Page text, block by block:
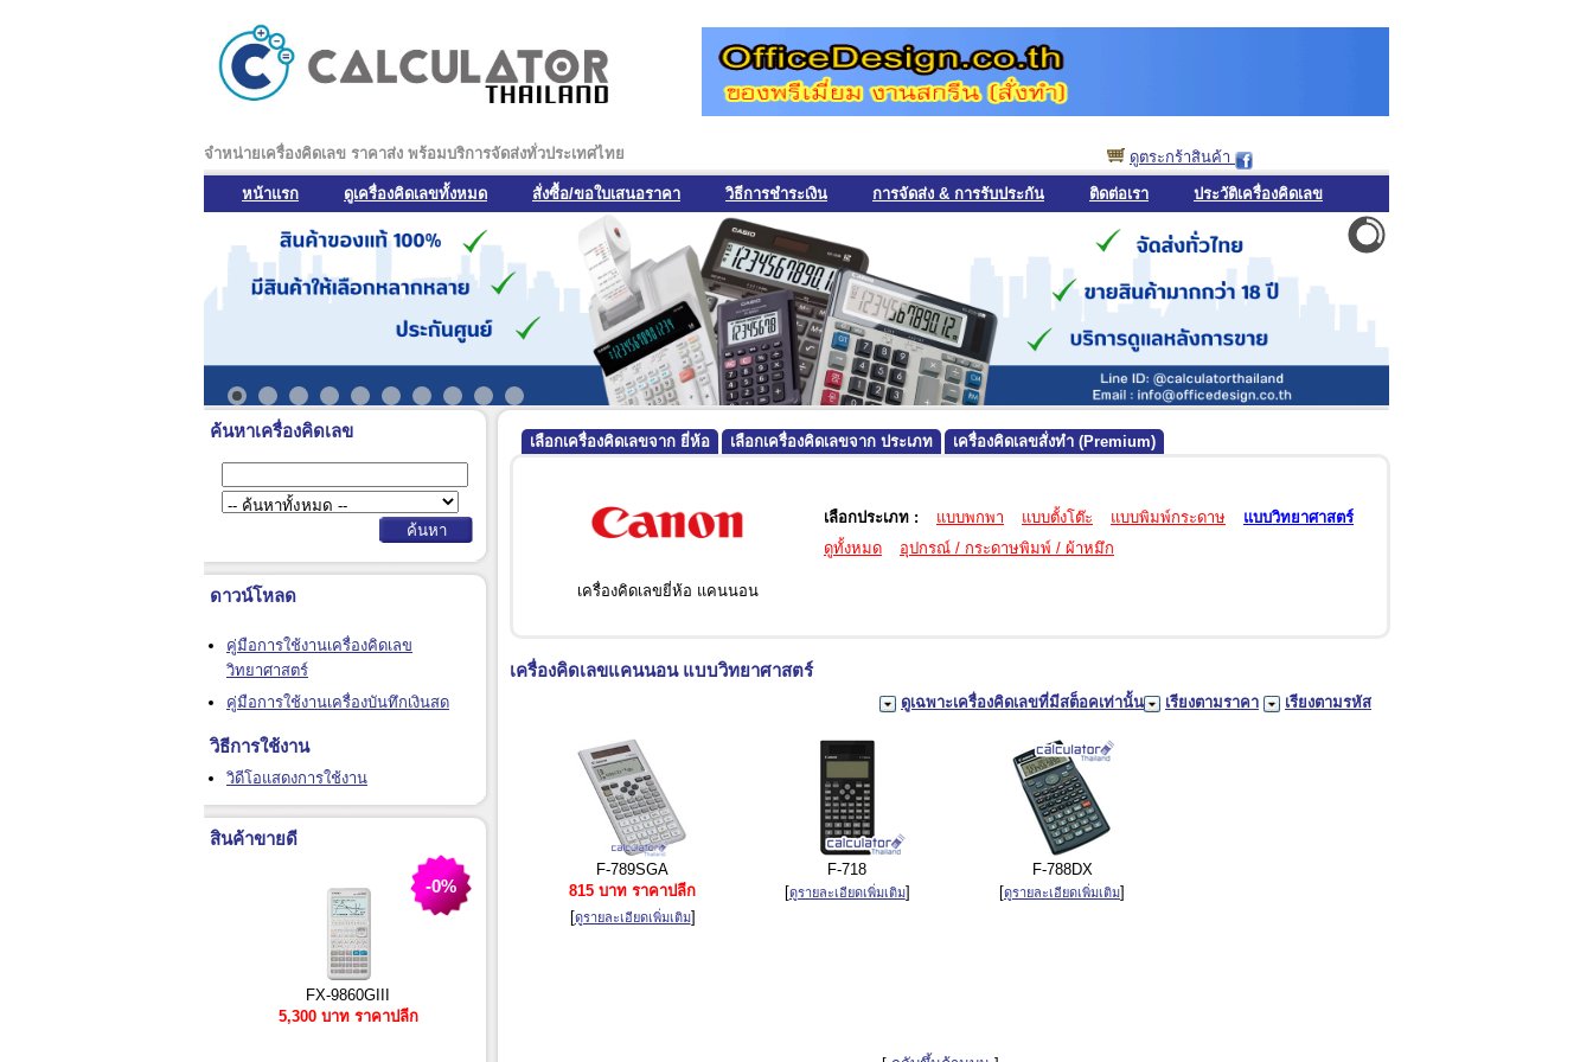
จำหน่ายเครื่องคิดเลข ราคาส่ง พร้อมบริการจัดส่งทั่วประเทศไทย ดูตระกร้าสินค้า
หน้าแรก ดูเครื่องคิดเลขทั้งหมด สั่งซื้อ/ขอใบเสนอราคา วิธีการชำระเงิน การจัดส่ง & การรับประกัน ติดต่อเรา ประวัติเครื่องคิดเลข
ค้นหาเครื่องคิดเลข
ดาวน์โหลด
คู่มือการใช้งานเครื่องคิดเลข
วิทยาศาสตร์
คู่มือการใช้งานเครื่องบันทึกเงินสด
วิธีการใช้งาน
วิดีโอแสดงการใช้งาน
สินค้าขายดี
FX-9860GIII
5,300 บาท ราคาปลีก
-0%
เลือกเครื่องคิดเลขจาก ยี่ห้อ เลือกเครื่องคิดเลขจาก ประเภท เครื่องคิดเลขสั่งทำ (Premium)
เครื่องคิดเลขยี่ห้อ แคนนอน
เลือกประเภท : แบบพกพา แบบตั้งโต๊ะ แบบพิมพ์กระดาษ
แบบวิทยาศาสตร์
ดูทั้งหมด
อุปกรณ์ / กระดาษพิมพ์ / ผ้าหมึก
เครื่องคิดเลขแคนนอน แบบวิทยาศาสตร์
ดูเฉพาะเครื่องคิดเลขที่มีสต็อคเท่านั้น เรียงตามราคา เรียงตามรหัส
F-789SGA
815 บาท ราคาปลีก
[ดูรายละเอียดเพิ่มเติม]
F-718
[ดูรายละเอียดเพิ่มเติม]
F-788DX
[ดูรายละเอียดเพิ่มเติม]